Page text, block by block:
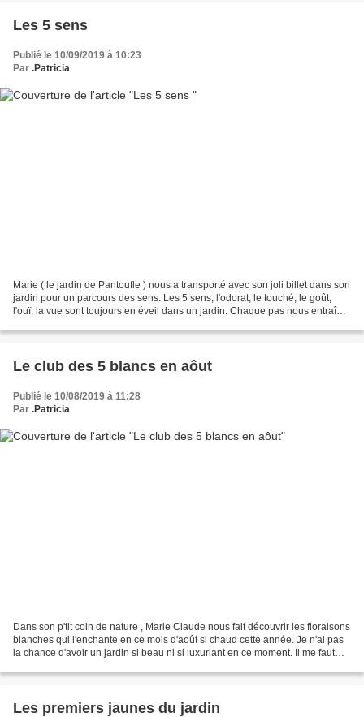
Les 5 sens
Publié le 10/09/2019 à 10:23
Par .Patricia
Marie ( le jardin de Pantoufle ) nous a transporté avec son joli billet dans son
jardin pour un parcours des sens. Les 5 sens, l'odorat, le touché, le goût,
l'ouï, la vue sont toujours en éveil dans un jardin. Chaque pas nous entraîne
Le club des 5 blancs en aôut
Publié le 10/08/2019 à 11:28
Par .Patricia
Dans son p'tit coin de nature , Marie Claude nous fait découvrir les floraisons
blanches qui l'enchante en ce mois d'août si chaud cette année. Je n'ai pas
la chance d'avoir un jardin si beau ni si luxuriant en ce moment. Il me faut
Les premiers jaunes du jardin